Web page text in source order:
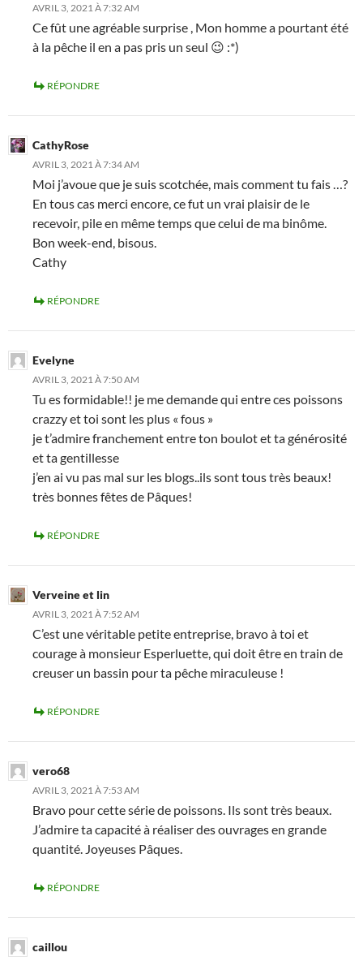
AVRIL 3, 2021 À 7:32 AM
Ce fût une agréable surprise , Mon homme a pourtant été
à la pêche il en a pas pris un seul 😉 :*)
RÉPONDRE
CathyRose
AVRIL 3, 2021 À 7:34 AM
Moi j’avoue que je suis scotchée, mais comment tu fais …?
En tous cas merci encore, ce fut un vrai plaisir de le
recevoir, pile en même temps que celui de ma binôme.
Bon week-end, bisous.
Cathy
RÉPONDRE
Evelyne
AVRIL 3, 2021 À 7:50 AM
Tu es formidable!! je me demande qui entre ces poissons
crazzy et toi sont les plus « fous »
je t’admire franchement entre ton boulot et ta générosité
et ta gentillesse
j’en ai vu pas mal sur les blogs..ils sont tous très beaux!
très bonnes fêtes de Pâques!
RÉPONDRE
Verveine et lin
AVRIL 3, 2021 À 7:52 AM
C’est une véritable petite entreprise, bravo à toi et
courage à monsieur Esperluette, qui doit être en train de
creuser un bassin pour ta pêche miraculeuse !
RÉPONDRE
vero68
AVRIL 3, 2021 À 7:53 AM
Bravo pour cette série de poissons. Ils sont très beaux.
J’admire ta capacité à réaliser des ouvrages en grande
quantité. Joyeuses Pâques.
RÉPONDRE
caillou